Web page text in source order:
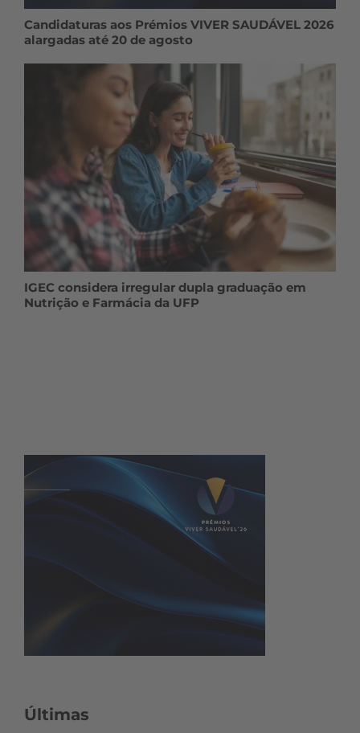
Candidaturas aos Prémios VIVER SAUDÁVEL 2026
alargadas até 20 de agosto
IGEC considera irregular dupla graduação em
Nutrição e Farmácia da UFP
Últimas